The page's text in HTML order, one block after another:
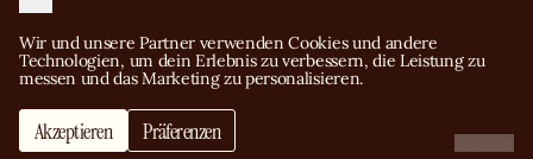
Wir und unsere Partner verwenden Cookies und andere
Technologien, um dein Erlebnis zu verbessern, die Leistung zu
messen und das Marketing zu personalisieren.
Akzeptieren Präferenzen
BLEIBEN SIE IN KONTAKT